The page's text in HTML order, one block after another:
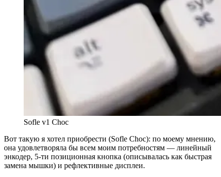
Sofle v1 Choc
Вот такую я хотел приобрести (Sofle Choc): по моему мнению,
она удовлетворяла бы всем моим потребностям — линейный
энкодер, 5-ти позиционная кнопка (описывалась как быстрая
замена мышки) и рефлективные дисплеи.